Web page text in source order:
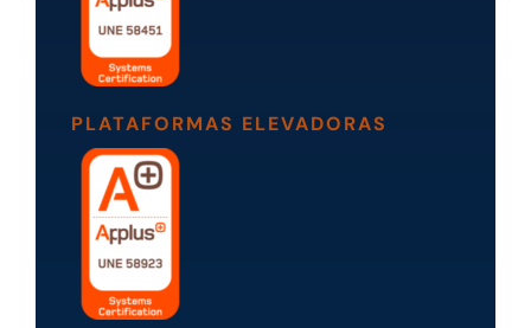
PLATAFORMAS ELEVADORAS